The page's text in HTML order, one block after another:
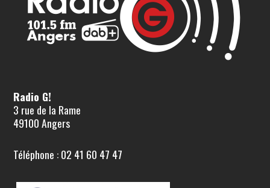
Radio G!
3 rue de la Rame
49100 Angers
Téléphone : 02 41 60 47 47